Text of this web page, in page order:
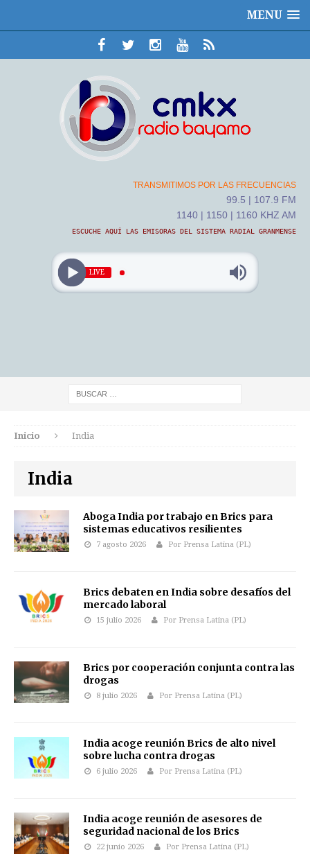
MENU
TRANSMITIMOS POR LAS FRECUENCIAS
99.5 | 107.9 FM
1140 | 1150 | 1160 KHZ AM
ESCUCHE AQUÍ LAS EMISORAS DEL SISTEMA RADIAL GRANMENSE
LIVE
Inicio India
India
Aboga India por trabajo en Brics para
sistemas educativos resilientes
7 agosto 2026 Por Prensa Latina (PL)
Brics debaten en India sobre desafíos del
mercado laboral
15 julio 2026 Por Prensa Latina (PL)
Brics por cooperación conjunta contra las
drogas
8 julio 2026 Por Prensa Latina (PL)
India acoge reunión Brics de alto nivel
sobre lucha contra drogas
6 julio 2026 Por Prensa Latina (PL)
India acoge reunión de asesores de
seguridad nacional de los Brics
22 junio 2026 Por Prensa Latina (PL)